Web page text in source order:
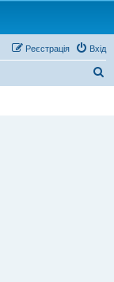
Вхід
Реєстрація